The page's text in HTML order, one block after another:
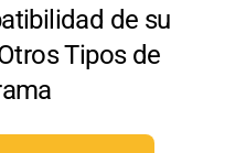
de su
Tipos de